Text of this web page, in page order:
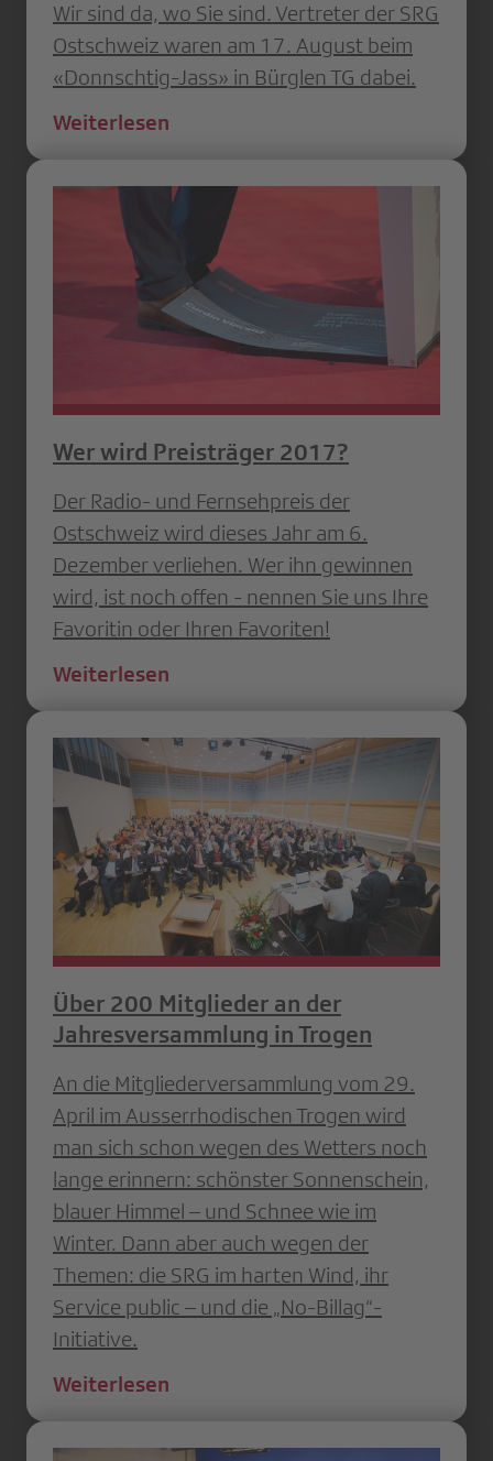
Wir sind da, wo Sie sind. Vertreter der SRG
Ostschweiz waren am 17. August beim
«Donnschtig-Jass» in Bürglen TG dabei.
Weiterlesen
Wer wird Preisträger 2017?
Der Radio- und Fernsehpreis der
Ostschweiz wird dieses Jahr am 6.
Dezember verliehen. Wer ihn gewinnen
wird, ist noch offen - nennen Sie uns Ihre
Favoritin oder Ihren Favoriten!
Weiterlesen
Über 200 Mitglieder an der
Jahresversammlung in Trogen
An die Mitgliederversammlung vom 29.
April im Ausserrhodischen Trogen wird
man sich schon wegen des Wetters noch
lange erinnern: schönster Sonnenschein,
blauer Himmel – und Schnee wie im
Winter. Dann aber auch wegen der
Themen: die SRG im harten Wind, ihr
Service public – und die „No-Billag“-
Initiative.
Weiterlesen